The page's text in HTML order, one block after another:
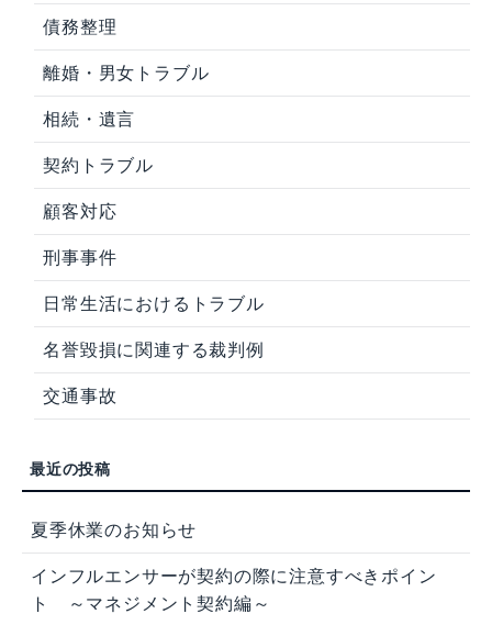
債務整理
離婚・男女トラブル
相続・遺言
契約トラブル
顧客対応
刑事事件
日常生活におけるトラブル
名誉毀損に関連する裁判例
交通事故
夏季休業のお知らせ
インフルエンサーが契約の際に注意すべきポイン
ト ～マネジメント契約編～